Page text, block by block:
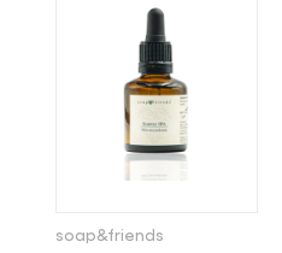
soap&friends